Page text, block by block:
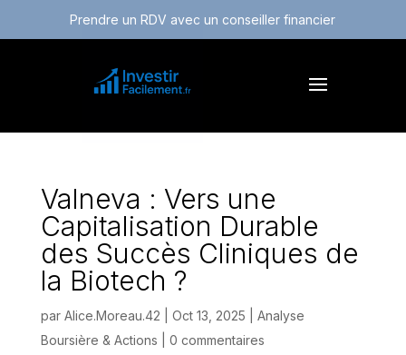
Prendre un RDV avec un conseiller financier
Valneva : Vers une
Capitalisation Durable
des Succès Cliniques de
la Biotech ?
par Alice.Moreau.42 Oct 13, 2025
Analyse
Boursière & Actions
0 commentaires